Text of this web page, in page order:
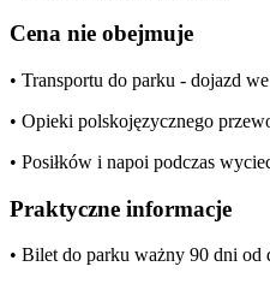
Cena nie obejmuje
• Transportu do parku - dojazd
• Opieki polskojęzycznego
• Posiłków i napoi podczas
Praktyczne informacje
• Bilet do parku ważny 90 dni od